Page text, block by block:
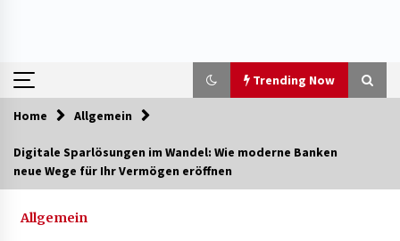
Trending Now
Trending Now
Neue Heizung im Haus: Fragen, die vor der
Beauftragung oft vergessen werden
Home Allgemein
Digitale Sparlösungen im Wandel: Wie moderne Banken
neue Wege für Ihr Vermögen eröffnen
Allgemein